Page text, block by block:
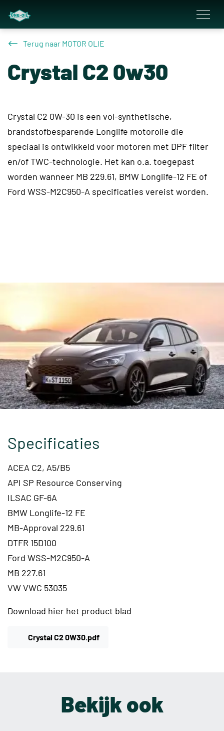
Terug naar MOTOR OLIE
Crystal C2 0w30
Crystal C2 0W-30 is een vol-synthetische,
brandstofbesparende Longlife motorolie die
speciaal is ontwikkeld voor motoren met DPF filter
en/of TWC-technologie. Het kan o.a. toegepast
worden wanneer MB 229.61, BMW Longlife-12 FE of
Ford WSS-M2C950-A specificaties vereist worden.
Specificaties
ACEA C2, A5/B5
API SP Resource Conserving
ILSAC GF-6A
BMW Longlife-12 FE
MB-Approval 229.61
DTFR 15D100
Ford WSS-M2C950-A
MB 227.61
VW VWC 53035
Download hier het product blad
PDF Bestand
Crystal C2 0W30.pdf
Bekijk ook